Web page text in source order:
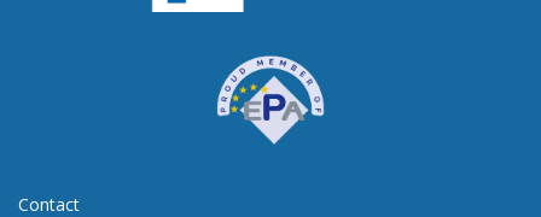
Contact